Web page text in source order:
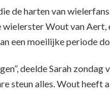
de harten van
wielerster Wout van
een moeilijke periode
deelde Sarah
steun alles. Wout heeft